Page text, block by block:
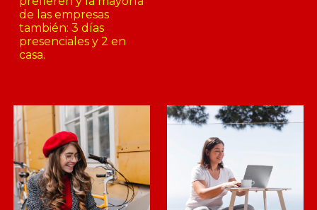
de las empresas
también: 3 días
presenciales y 2 en
casa.